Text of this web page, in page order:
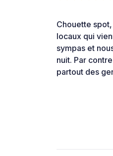
Chouette
locaux qui
sympas et
nuit. Par
partout des